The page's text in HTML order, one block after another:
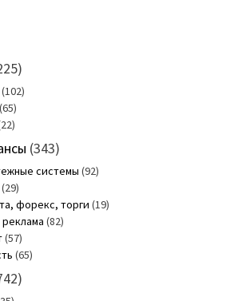
(102)
(65)
(343)
системы (92)
(29)
форекс, торги (19)
(82)
(57)
(65)